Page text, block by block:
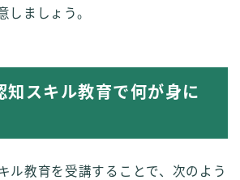
しましょう。
知スキル教育で何が身に
ル教育を受講することで、次のよう